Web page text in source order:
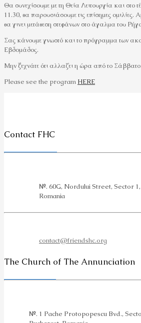
Θα συνεχίσουμε με τη Θεία Λειτουργία και στο
11.30, θα παρουσιάσουμε τις επίσημες ομιλίες.
θα γινει μετάθεση στεφάνων στο άγαλμα του
Σας κάνουμε γνωστό και το πρόγραμμα των
Εβδομάδος.
Μην ξεχνάτε ότι αλλαζει η ώρα από το Σάββατο
Please see the program HERE
Contact FHC
№. 60G, Nordului Street, Sector
Romania
contact@friendshc.org
The Church of The Annunciation
№. 1 Pache Protopopescu Bvd.,